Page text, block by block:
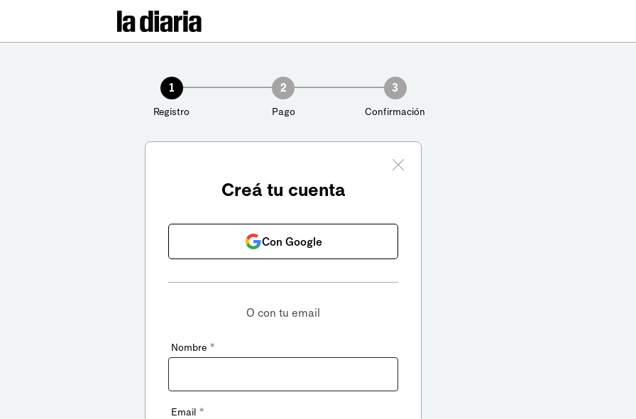
1
Registro
2
Pago
3
Confirmación
Creá tu cuenta
Con Google
O con tu email
Nombre *
Email *